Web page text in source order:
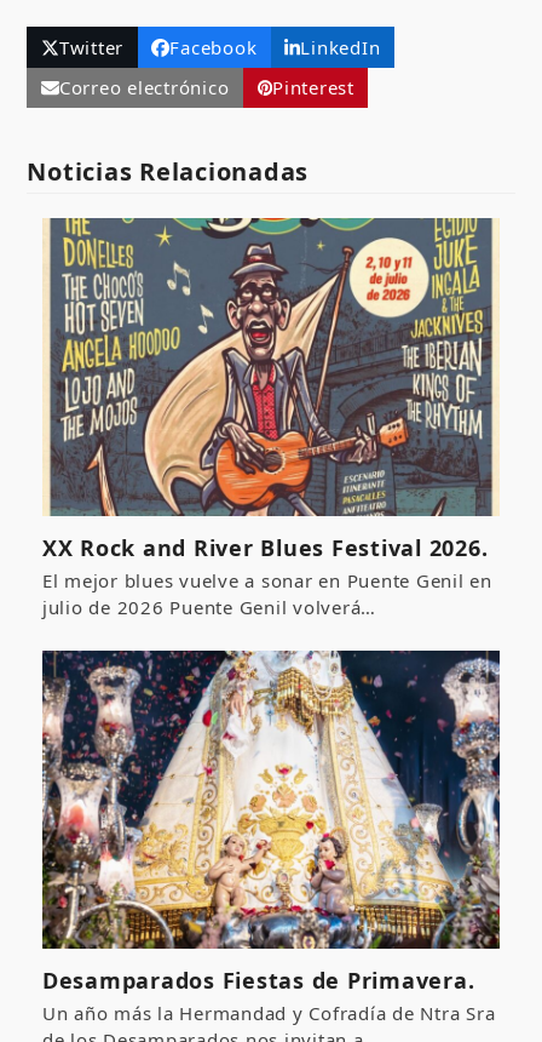
Twitter Facebook
LinkedIn
Correo electrónico
Pinterest
Noticias Relacionadas
XX Rock and River Blues Festival 2026.
El mejor blues vuelve a sonar en Puente Genil en
julio de 2026 Puente Genil volverá…
Desamparados Fiestas de Primavera.
Un año más la Hermandad y Cofradía de Ntra Sra